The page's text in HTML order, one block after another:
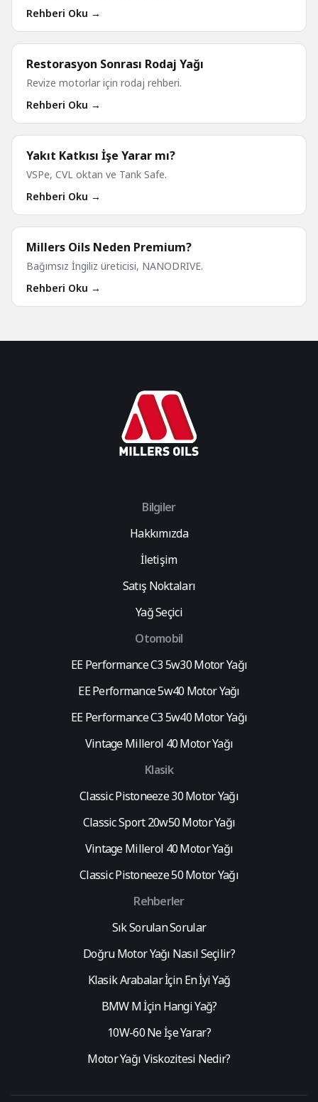
Rehberi Oku →
Restorasyon Sonrası Rodaj Yağı
Revize motorlar için rodaj rehberi.
Rehberi Oku →
Yakıt Katkısı İşe Yarar mı?
VSPe, CVL oktan ve Tank Safe.
Rehberi Oku →
Millers Oils Neden Premium?
Bağımsız İngiliz üreticisi, NANODRIVE.
Rehberi Oku →
Bilgiler
Hakkımızda
İletişim
Satış Noktaları
Yağ Seçici
Otomobil
EE Performance C3 5w30 Motor Yağı
EE Performance 5w40 Motor Yağı
EE Performance C3 5w40 Motor Yağı
Vintage Millerol 40 Motor Yağı
Klasik
Classic Pistoneeze 30 Motor Yağı
Classic Sport 20w50 Motor Yağı
Vintage Millerol 40 Motor Yağı
Classic Pistoneeze 50 Motor Yağı
Rehberler
Sık Sorulan Sorular
Doğru Motor Yağı Nasıl Seçilir?
Klasik Arabalar İçin En İyi Yağ
BMW M İçin Hangi Yağ?
10W-60 Ne İşe Yarar?
Motor Yağı Viskozitesi Nedir?